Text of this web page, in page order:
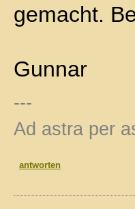
gemacht.
Gunnar
---
Ad astra per
antworten